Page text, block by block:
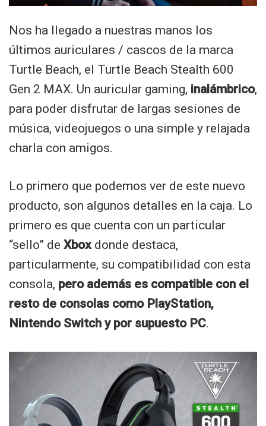
Nos ha llegado a nuestras manos los
últimos auriculares / cascos de la marca
Turtle Beach, el Turtle Beach Stealth 600
Gen 2 MAX. Un auricular gaming, inalámbrico,
para poder disfrutar de largas sesiones de
música, videojuegos o una simple y relajada
charla con amigos.
Lo primero que podemos ver de este nuevo
producto, son algunos detalles en la caja. Lo
primero es que cuenta con un particular
“sello” de Xboxdonde destaca,
particularmente, su compatibilidad con esta
consola, pero además es compatible con el
resto de consolas como PlayStation,
Nintendo Switch y por supuesto PC.